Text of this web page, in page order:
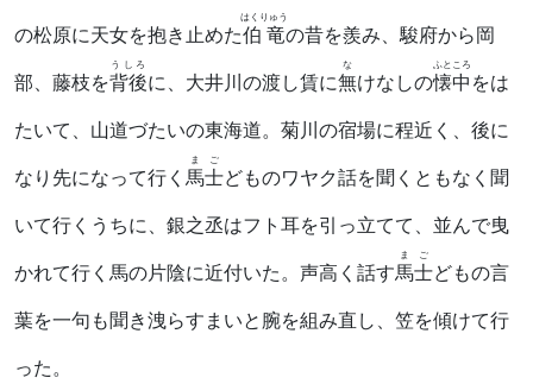
の松原に天女を抱き止めた伯竜
はくりゅう
の昔を羨み、駿府から岡
部、藤枝を背後
うしろ
に、大井川の渡し賃に無
な
けなしの懐中
ふところ
をは
たいて、山道づたいの東海道。菊川の宿場に程近く、後に
なり先になって行く 馬士
まご
どものワヤク話を聞くともなく聞
いて行くうちに、銀之丞はフト耳を引っ立てて、並んで曳
かれて行く馬の片陰に近付いた。声高く話す馬士
まご
どもの言
葉を一句も聞き洩らすまいと腕を組み直し、笠を傾けて行
った。